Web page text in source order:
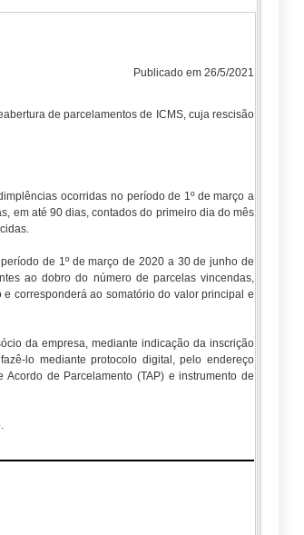
Publicado em 26/5/2021
de parcelamentos de ICMS, cuja rescisão
ocorridas no período de 1º de março a
em até 90 dias, contados do primeiro dia do mês
de 1º de março de 2020 a 30 de junho de
ao dobro do número de parcelas vincendas,
corresponderá ao somatório do valor principal e
da empresa, mediante indicação da inscrição
lo mediante protocolo digital, pelo endereço
de Parcelamento (TAP) e instrumento de